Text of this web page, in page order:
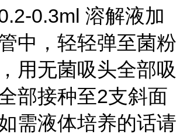
0.3ml 溶解液加
中，轻轻弹至菌粉
用无菌吸头全部吸
部接种至2支斜面
需液体培养的话请